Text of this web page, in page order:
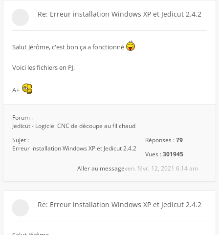
Re: Erreur installation Windows XP et Jedicut 2.4.2
Salut Jérôme, c'est bon ça a fonctionné
Voici les fichiers en PJ.
A+
Forum :
Jedicut - Logiciel CNC de découpe au fil chaud
Sujet :
Erreur installation Windows XP et Jedicut 2.4.2
Réponses :79
Vues :301945
ven. févr. 12, 2021 6:14 am
Aller au message
Re: Erreur installation Windows XP et Jedicut 2.4.2